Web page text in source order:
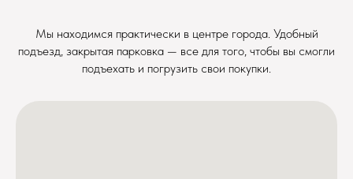
Мы находимся практически в центре города. Удобный
подъезд, закрытая парковка — все для того, чтобы вы смогли
подъехать и погрузить свои покупки.